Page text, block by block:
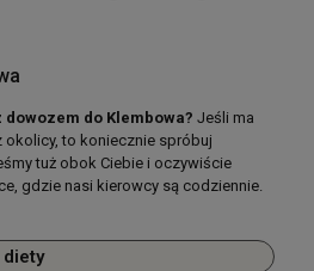
liczy się jakość!
okolicy, to koniecznie spróbuj
tuż obok Ciebie i oczywiście
dowozem do Klembowa? Jeśli ma
okolicy, to koniecznie spróbuj
tuż obok Ciebie i oczywiście
gdzie nasi kierowcy są codziennie.